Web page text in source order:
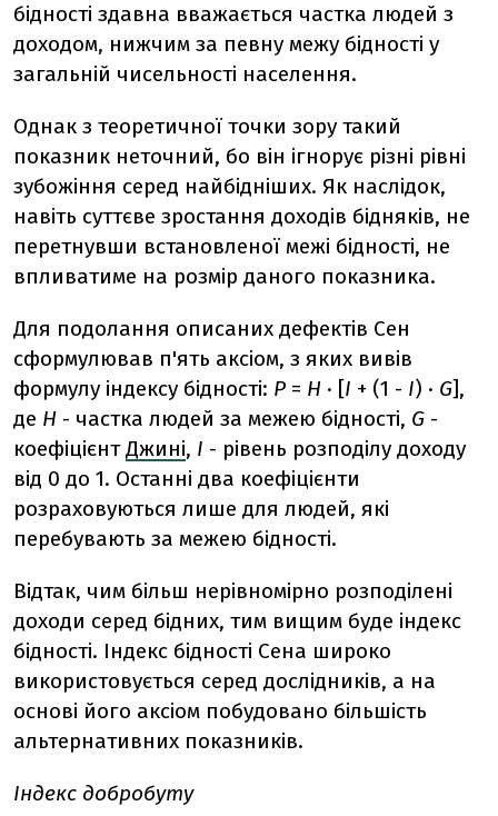
бідності здавна вважається частка людей з
доходом, нижчим за певну межу бідності у
загальній чисельності населення.
Однак з теоретичної точки зору такий
показник неточний, бо він ігнорує різні рівні
зубожіння серед найбідніших. Як наслідок,
навіть суттєве зростання доходів бідняків, не
перетнувши встановленої межі бідності, не
впливатиме на розмір даного показника.
Для подолання описаних дефектів Сен
сформулював п'ять аксіом, з яких вивів
формулу індексу бідності: P = H · [I + (1 - I) · G],
де H - частка людей за межею бідності, G -
коефіцієнтДжині, І - рівень розподілу доходу
від 0 до 1. Останні два коефіцієнти
розраховуються лише для людей, які
перебувають за межею бідності.
Відтак, чим більш нерівномірно розподілені
доходи серед бідних, тим вищим буде індекс
бідності. Індекс бідності Сена широко
використовується серед дослідників, а на
основі його аксіом побудовано більшість
альтернативних показників.
Індекс добробуту